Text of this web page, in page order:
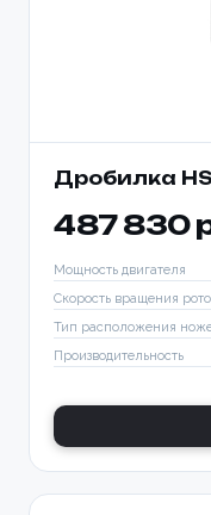
Дробилка
487 830
Мощность двигателя
Скорость вращения
Тип расположения
Производительность